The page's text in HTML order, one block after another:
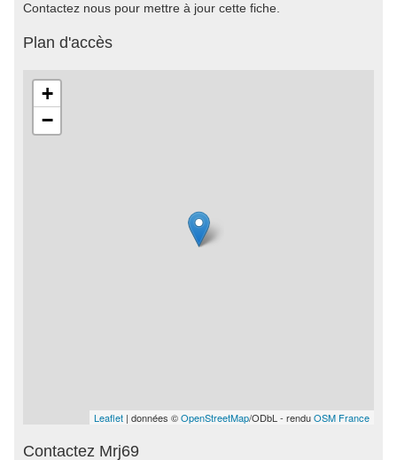
Contactez nous pour mettre à jour cette fiche.
Plan d'accès
+
−
Leaflet | données ©OpenStreetMap/ODbL - renduOSM France
Contactez Mrj69